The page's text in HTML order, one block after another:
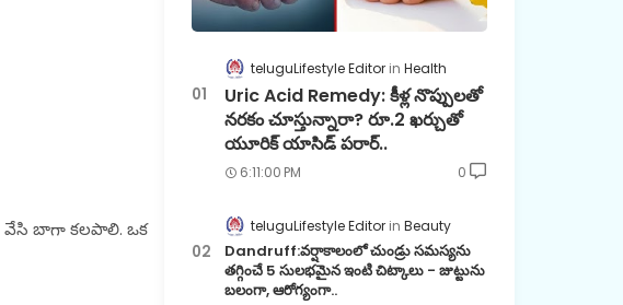
వేసి బాగా కలపాలి. ఒక
teluguLifestyle Editor Health
Uric Acid Remedy: కీళ్ల నొప్పులతో
నరకం చూస్తున్నారా? రూ.2 ఖర్చుతో
యూరిక్ యాసిడ్ పరార్..
6:11:00 PM 0
teluguLifestyle Editor Beauty
Dandruff:వర్షాకాలంలో చుండ్రు సమస్యను
తగ్గించే 5 సులభమైన ఇంటి చిట్కాలు - జుట్టును
బలంగా, ఆరోగ్యంగా..